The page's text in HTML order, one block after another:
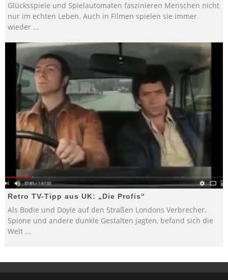
Glücksspiele und Spielautomaten faszinieren Menschen nicht
nur im echten Leben. Auch in Filmen spielen sie immer
wieder ...
Retro TV-Tipp aus UK: „Die Profis“
Als Bodie und Doyle auf den Straßen Londons Verbrecher,
Spione und andere dunkle Gestalten jagten, befand sich die
Welt ...